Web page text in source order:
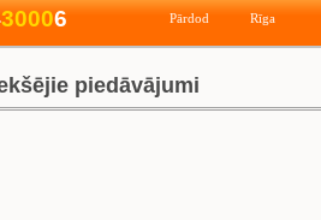
30006 Pārdod Rīga
piedāvājumi